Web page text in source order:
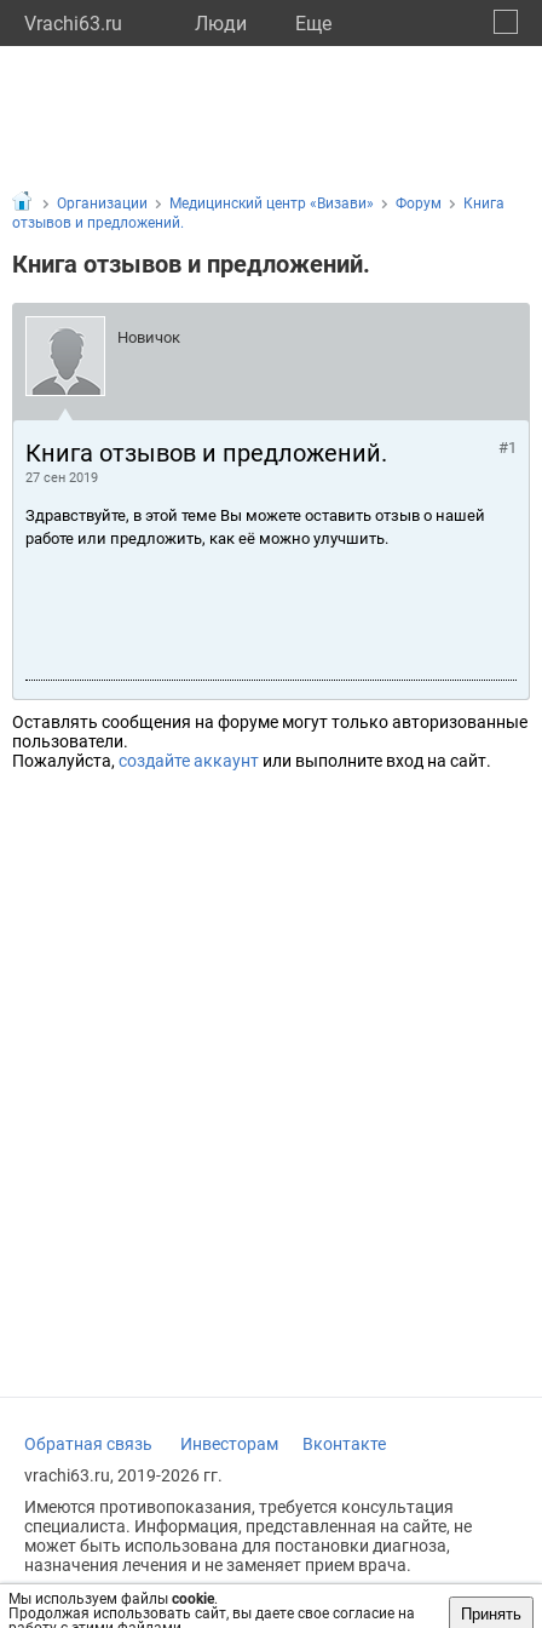
Vrachi63.ru Люди Eще
Мы используем файлы cookie.
Продолжая использовать сайт, вы даете свое согласие на
Принять
Организации Медицинский центр «Визави» Форум
Книга
отзывов и предложений.
Книга отзывов и предложений.
Новичок
Книга отзывов и предложений.
27 сен 2019
#1
Здравствуйте, в этой теме Вы можете оставить отзыв о нашей
работе или предложить, как её можно улучшить.
Оставлять сообщения на форуме могут только авторизованные
пользователи.
Пожалуйста, создайте аккаунт или выполните вход на сайт.
Обратная связь Инвесторам
Вконтакте
vrachi63.ru, 2019-2026 гг.
Имеются противопоказания, требуется консультация
специалиста. Информация, представленная на сайте, не
может быть использована для постановки диагноза,
назначения лечения и не заменяет прием врача.
Возрастное ограничение: 18+